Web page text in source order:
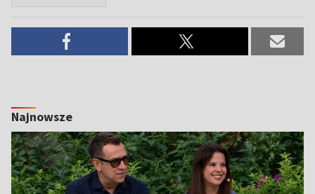
Najnowsze